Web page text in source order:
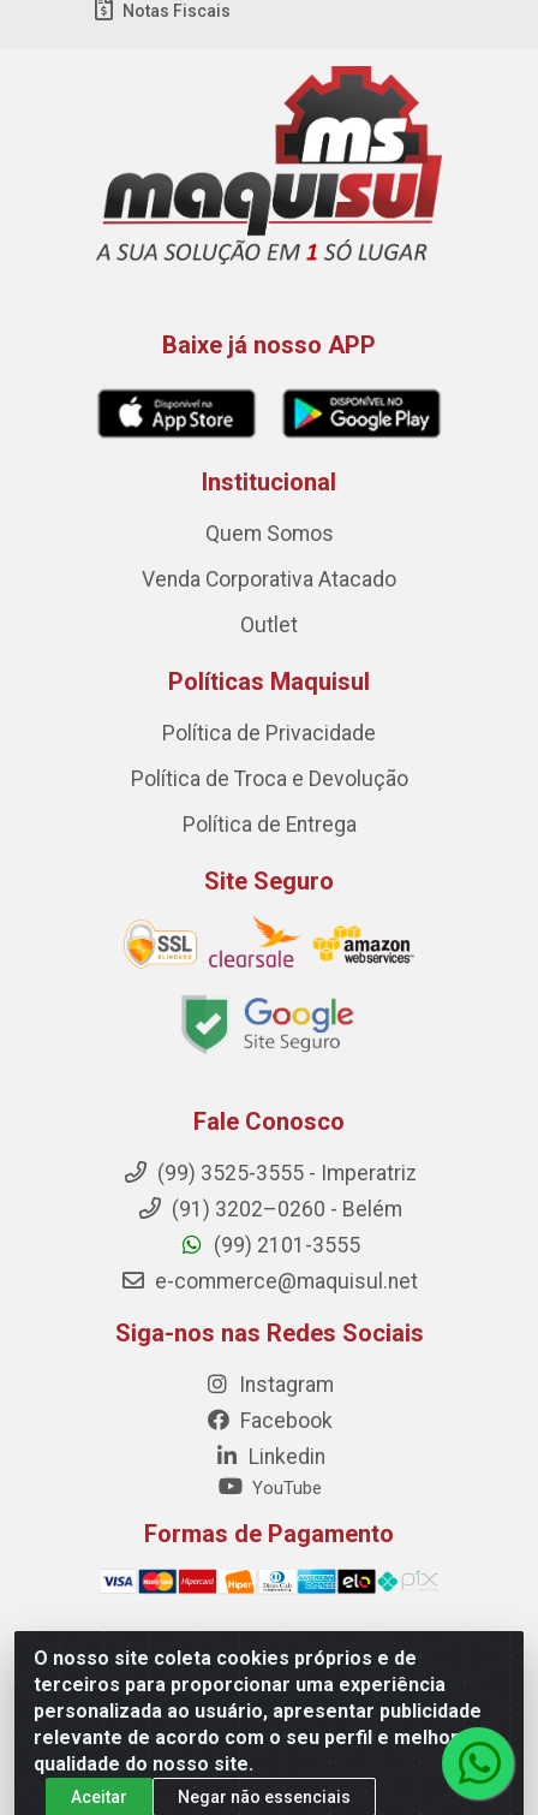
O nosso site coleta cookies próprios e de
terceiros para proporcionar uma experiência
personalizada ao usuário, apresentar publicidade
relevante de acordo com o seu perfil e melhorar a
qualidade do nosso site.
Aceitar Negar não essenciais
Notas Fiscais
Baixe já nosso APP
Institucional
Quem Somos
Venda Corporativa Atacado
Outlet
Políticas Maquisul
Política de Privacidade
Política de Troca e Devolução
Política de Entrega
Site Seguro
Fale Conosco
(99) 3525-3555 - Imperatriz
(91) 3202–0260 - Belém
(99) 2101-3555
e-commerce@maquisul.net
Siga-nos nas Redes Sociais
Instagram
Facebook
Linkedin
YouTube
Formas de Pagamento
Maquisul Comercial LTDA - Av. Dorgival Pinheiro de
Sousa, 1521 - Centro, Imperatriz/MA - CEP 65903-270 -
CNPJ 69.427.219/0001-78